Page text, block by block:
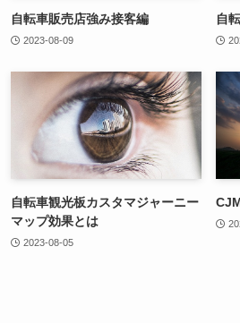
自転車販売店強み接客編
2023-08-09
自
自転車観光板カスタマジャーニー
マップ効果とは
2023-08-05